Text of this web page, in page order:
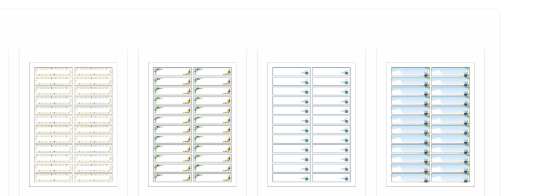
투명(50μm) 방수 레이저
CL824LT-DA088 레이저 전용
재질 설명